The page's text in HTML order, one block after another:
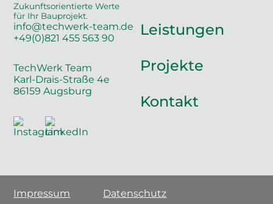
Zukunftsorientierte Werte
für Ihr Bauprojekt.
info@techwerk-team.de
+49(0)821 455 563 90
TechWerk Team
Karl-Drais-Straße 4e
86159 Augsburg
Leistungen
Projekte
Kontakt
Impressum Datenschutz